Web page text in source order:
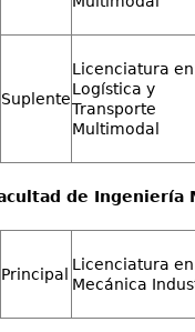
Suplente
Licenciatura en
Logística y
Transporte
Multimodal
de Ingeniería
Principal
Licenciatura en
Mecánica